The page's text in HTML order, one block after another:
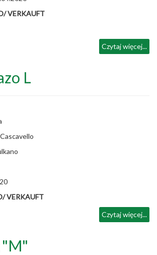
VERKAUFT
Czytaj więcej...
L
VERKAUFT
Czytaj więcej...
"M"